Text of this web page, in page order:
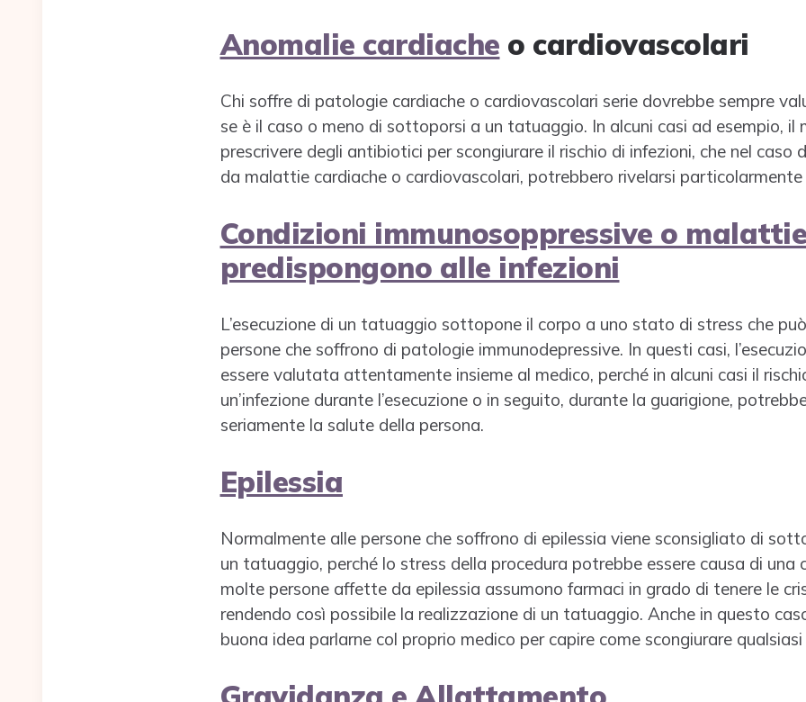
Anomalie cardiache o cardiovascolari
Chi soffre di patologie cardiache o cardiovascolari serie dovrebbe sempre
se è il caso o meno di sottoporsi a un tatuaggio. In alcuni casi ad esempio, il
prescrivere degli antibiotici per scongiurare il rischio di infezioni, che nel caso
da malattie cardiache o cardiovascolari, potrebbero rivelarsi particolarmente
Condizioni immunosoppressive o
predispongono alle infezioni
L’esecuzione di un tatuaggio sottopone il corpo a uno stato di stress che
persone che soffrono di patologie immunodepressive. In questi casi,
essere valutata attentamente insieme al medico, perché in alcuni casi il
un’infezione durante l’esecuzione o in seguito, durante la guarigione,
seriamente la salute della persona.
Epilessia
Normalmente alle persone che soffrono di epilessia viene sconsigliato di
un tatuaggio, perché lo stress della procedura potrebbe essere causa di una
molte persone affette da epilessia assumono farmaci in grado di tenere le
rendendo così possibile la realizzazione di un tatuaggio. Anche in questo
buona idea parlarne col proprio medico per capire come scongiurare